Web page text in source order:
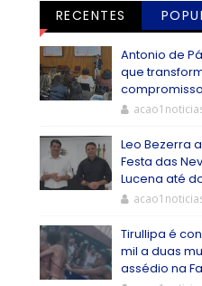
RECENTES
Antonio de
que
Leo Bezerra
Festa das
Lucena até
Tirullipa é
mil a duas
assédio na